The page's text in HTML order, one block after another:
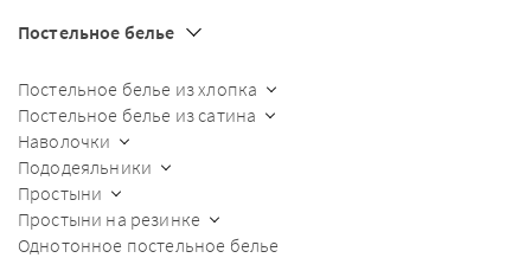
Постельное белье
Постельное белье из хлопка
Постельное белье из сатина
Наволочки
Пододеяльники
Простыни
Простыни на резинке
Однотонное постельное белье